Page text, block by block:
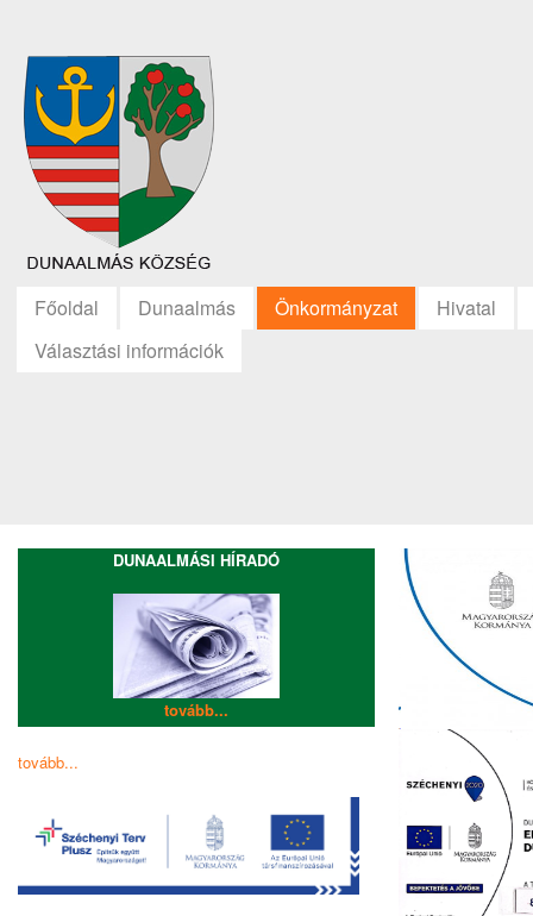
Főoldal Dunaalmás Önkormányzat
Hivatal
Választási információk
DUNAALMÁSI HÍRADÓ
tovább...
tovább...